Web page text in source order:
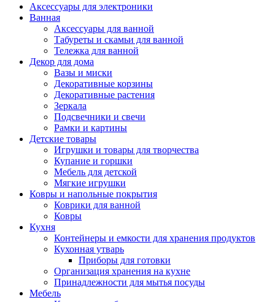
Аксессуары для электроники
Ванная
Аксессуары для ванной
Табуреты и скамьи для ванной
Тележка для ванной
Декор для дома
Вазы и миски
Декоративные корзины
Декоративные растения
Зеркала
Подсвечники и свечи
Рамки и картины
Детские товары
Игрушки и товары для творчества
Купание и горшки
Мебель для детской
Мягкие игрушки
Ковры и напольные покрытия
Коврики для ванной
Ковры
Кухня
Контейнеры и емкости для хранения продуктов
Кухонная утварь
Приборы для готовки
Организация хранения на кухне
Принадлежности для мытья посуды
Мебель